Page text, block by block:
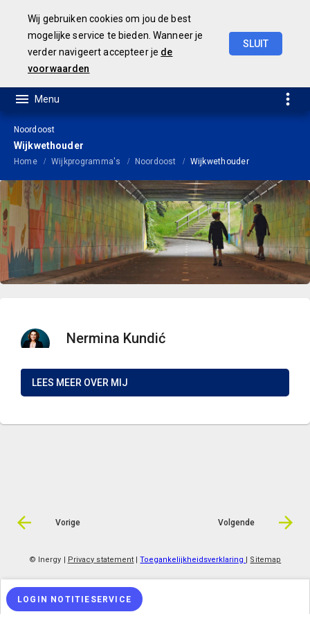
Wij gebruiken cookies om jou de best
mogelijke service te bieden. Wanneer je
verder navigeert accepteer je de
voorwaarden
SLUIT
Noordoost
Wijkwethouder
Home Wijkprogramma's Noordoost Wijkwethouder
Nermina Kundić
LEES MEER OVER MIJ
Vorige Volgende
© Inergy | Privacy statement |Toegankelijkheidsverklaring | Sitemap
LOGIN NOTITIESERVICE